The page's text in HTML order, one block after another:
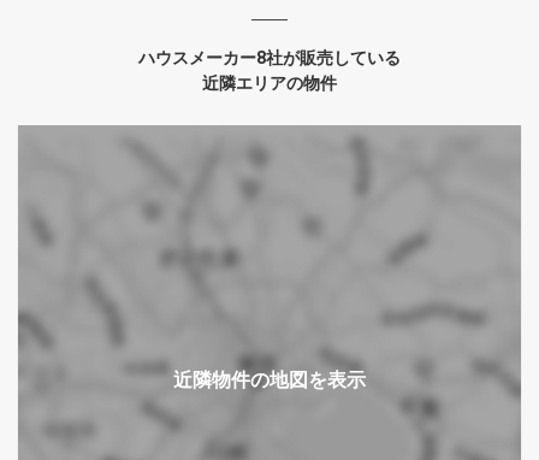
ハウスメーカー8社が販売している
近隣エリアの物件